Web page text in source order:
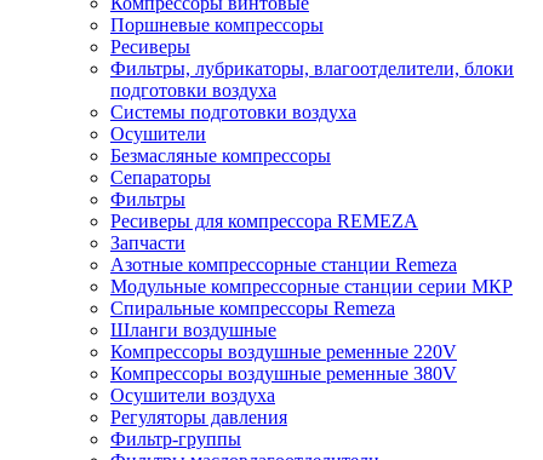
Поршневые компрессоры
Ресиверы
Фильтры, лубрикаторы, влагоотделители, блоки
подготовки воздуха
Системы подготовки воздуха
Осушители
Безмасляные компрессоры
Сепараторы
Фильтры
Ресиверы для компрессора REMEZA
Запчасти
Азотные компрессорные станции Remeza
Модульные компрессорные станции серии МКР
Спиральные компрессоры Remeza
Шланги воздушные
Компрессоры воздушные ременные 220V
Компрессоры воздушные ременные 380V
Осушители воздуха
Регуляторы давления
Фильтр-группы